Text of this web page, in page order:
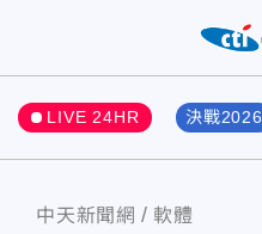
LIVE 24HR 決戰2026
中天新聞網 軟體